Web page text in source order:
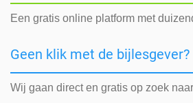
Een gratis online platform met
Geen klik met de bijlesgever?
Wij gaan direct en gratis op zoek